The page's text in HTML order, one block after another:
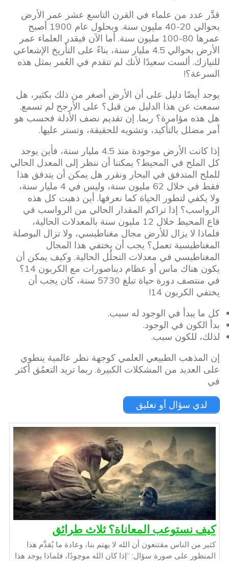
قدَّر عدد من علماء في القرن التاسع عشر عمر الأرض
بحوالي 20-40 مليون سنة. وبحلول عام 1900 أصبح
عمرها 80-100 مليون سنة. أما الآن فيقدر العلماء عمر
الأرض بحوالي 4.5 مليار سنة، بناءً على التأريخ الإشعاعي
للنيازك. ألست سعيدًا لأنك لم تتقدم في العُمر بمثل هذه
السرعة؟!
يوجد أيضًا دليل على أن الأرض أصغر من ذلك بكثير، هل
سمعت عن هذا الدليل من قبل؟ على الأرجح لم تسمع.
هل هذه مؤامرة؟ ربما. إن تقديم نصف الأدلة فحسب هو
أمر مضلل بالتأكيد، وتشويه للحقيقة، وتستر عليها.
إذا كانت الأرض موجودة منذ 4.5 مليار سنة، فأين يوجد
كل الملح في المحيط؟ يمكننا أن ننظر إلى المعدل الحالي
للملح المتدفق في البحار ونقرر هل يمكن أن يتدفق هذا
فقط في خلال 62 مليون سنة، وليس في 4 مليار سنة،
ولا يكفي لتطور الحياة كما نعرفها. أين ذهبت كل هذه
الرواسب؟ إذا تراكم المقدار الحالي من الرواسب في
قاع المحيط خلال 12 مليون سنة بالمعدلات الحالية،
فلماذا لا يزال للأرض مجال مغناطيسي، ولا تزال البوصلة
المغناطيسية تعمل؟ يجب أن يختفي هذا المجال
المغناطيسي في معدلات التحلُل الحالية. وكيف يمكن أن
يكون هناك ماس أو عظام ديناصورات مع الكربون 14؟
في منتصف دورة حياة تبلغ 5730 سنة، كان يجب أن
يختفي الكربون 14!
كل ما يبدأ في الوجود له سبب.
بدأ الكون في الوجود.
لذلك، للكون سبب.
إن المذهب الطبيعي العلمي كوجهة نظر عالمية ينطوي
على العديد من المشكلات الكبيرة. ربما تريد التعمُق أكثر
في
لدي سؤال أو تعليق
كيف نستوعب المعاناة؟ ثلاث طرائق
كثير من الناس مقتنعون أن الله لا يهتم بنا، وعادة ما يُقدَّم هذا
المنظور على صورة سؤال: “إذا كان الله موجودًا، فلماذا يوجد هذا